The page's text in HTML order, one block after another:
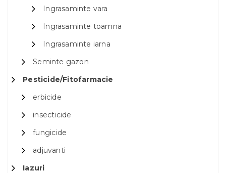
Ingrasaminte vara
Ingrasaminte toamna
Ingrasaminte iarna
Seminte gazon
Pesticide/Fitofarmacie
erbicide
insecticide
fungicide
adjuvanti
Iazuri